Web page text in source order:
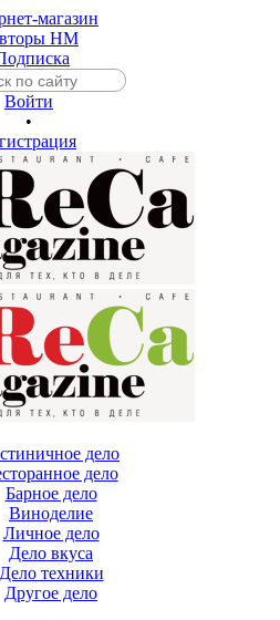
магазин
HM
Войти
•
дело
дело
Барное дело
Виноделие
Личное дело
Дело вкуса
Дело техники
Другое дело